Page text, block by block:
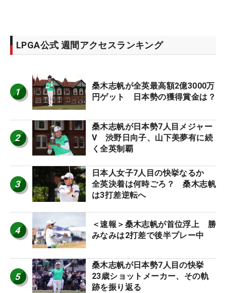
LPGA公式 週間アクセスランキング
1
桑木志帆が全英最高額2億3000万
円ゲット 日本勢の獲得賞金は？
2
桑木志帆が日本勢7人目メジャー
V 渋野日向子、山下美夢有に続
く全英制覇
3
日本人女子7人目の快挙なるか
全英決着は何時ごろ？ 桑木志帆
は3打差逆転へ
4
＜速報＞桑木志帆が首位浮上 勝
みなみは2打差で後半プレー中
5
桑木志帆が日本勢7人目の快挙
23歳ショットメーカー、その軌
跡を振り返る